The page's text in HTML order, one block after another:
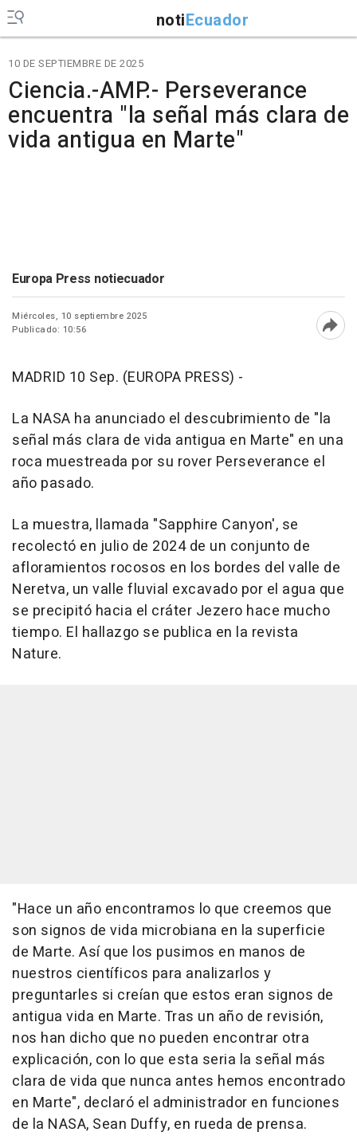
notiEcuador
10 DE SEPTIEMBRE DE 2025
Ciencia.-AMP.- Perseverance
encuentra "la señal más clara de
vida antigua en Marte"
Europa Press notiecuador
Miércoles, 10 septiembre 2025
Publicado: 10:56
MADRID 10 Sep. (EUROPA PRESS) -
La NASA ha anunciado el descubrimiento de "la
señal más clara de vida antigua en Marte" en una
roca muestreada por su rover Perseverance el
año pasado.
La muestra, llamada "Sapphire Canyon', se
recolectó en julio de 2024 de un conjunto de
afloramientos rocosos en los bordes del valle de
Neretva, un valle fluvial excavado por el agua que
se precipitó hacia el cráter Jezero hace mucho
tiempo. El hallazgo se publica en la revista
Nature.
"Hace un año encontramos lo que creemos que
son signos de vida microbiana en la superficie
de Marte. Así que los pusimos en manos de
nuestros científicos para analizarlos y
preguntarles si creían que estos eran signos de
antigua vida en Marte. Tras un año de revisión,
nos han dicho que no pueden encontrar otra
explicación, con lo que esta seria la señal más
clara de vida que nunca antes hemos encontrado
en Marte", declaró el administrador en funciones
de la NASA, Sean Duffy, en rueda de prensa.